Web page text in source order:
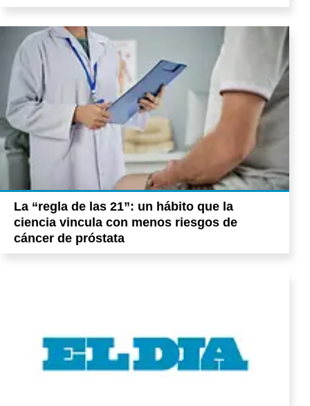
La “regla de las 21”: un hábito que la
ciencia vincula con menos riesgos de
cáncer de próstata